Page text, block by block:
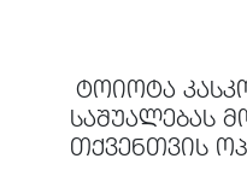
ტოიოტა
საშუალებას
თქვენთვის